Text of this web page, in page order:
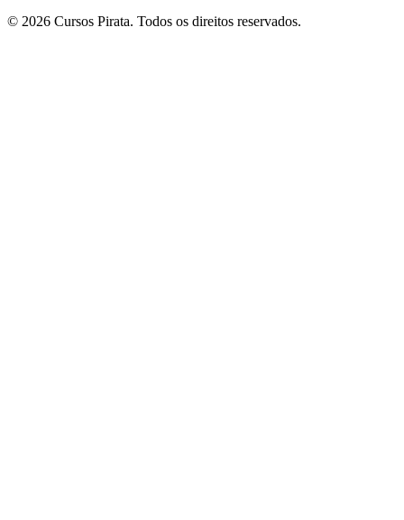
© 2026 Cursos Pirata. Todos os direitos reservados.